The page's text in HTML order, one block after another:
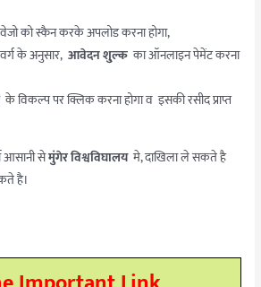
को स्कैन करके अपलोड करना होगा,
वर्ग के अनुसार, आवेदन शु्ल्क का ऑनलाइन पेमेंट करना
के विकल्प पर क्लिक करना होगा व इसकी रसीद प्राप्त
आसानी सेमुंगेर विश्वविघालय मे, दाखिला ले सकते है
है।